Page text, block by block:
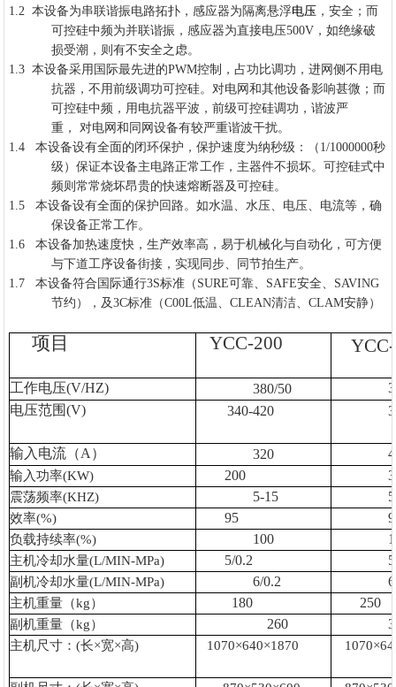
1.2 本设备为串联谐振电路拓扑，感应器为隔离悬浮电压 ，安全；而
可控硅中频为并联谐振，感应器为直接电压500V，如绝缘破
损受潮，则有不安全之虑。
1.3 本设备采用国际最先进的PWM控制，占功比调功，进网侧不用电
抗器，不用前级调功可控硅。对电网和其他设备影响甚微；而
可控硅中频，用电抗器平波，前级可控硅调功，谐波严
重， 对电网和同网设备有较严重谐波干扰。
1.4 本设备设有全面的闭环保护，保护速度为纳秒级：（1/1000000秒
级）保证本设备主电路正常工作，主器件不损坏。可控硅式中
频则常常烧坏昂贵的快速熔断器及可控硅。
1.5 本设备设有全面的保护回路。如水温、水压、电压、电流等，确
保设备正常工作。
1.6 本设备加热速度快，生产效率高，易于机械化与自动化，可方便
与下道工序设备街接，实现同步、同节拍生产。
1.7 本设备符合国际通行3S标准（SURE可靠、SAFE安全、SAVING
节约），及3C标准（C00L低温、CLEAN清洁、CLAM安静）
项目 YCC-200
工作电压(V/HZ) 380/50
电压范围(V) 340-420
输入电流（A ） 320
输入功率(KW) 200
震荡频率(KHZ) 5-15
效率(%) 95
负载持续率(%) 100
主机冷却水量(L/MIN-MPa) 5/0.2
副机冷却水量(L/MIN-MPa) 6/0.2
主机重量（kg） 180 250
副机重量（kg） 260
主机尺寸：(长×宽×高) 1070×640×1870